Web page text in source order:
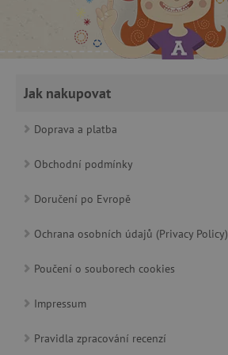
Jak nakupovat
Doprava a platba
Obchodní podmínky
Doručení po Evropě
Ochrana osobních údajů (Privacy Policy)
Poučení o souborech cookies
Impressum
Pravidla zpracování recenzí
_lb_ccc
cjConsent